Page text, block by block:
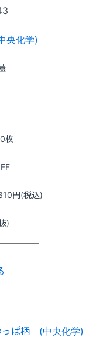
枚
円(税込)
)